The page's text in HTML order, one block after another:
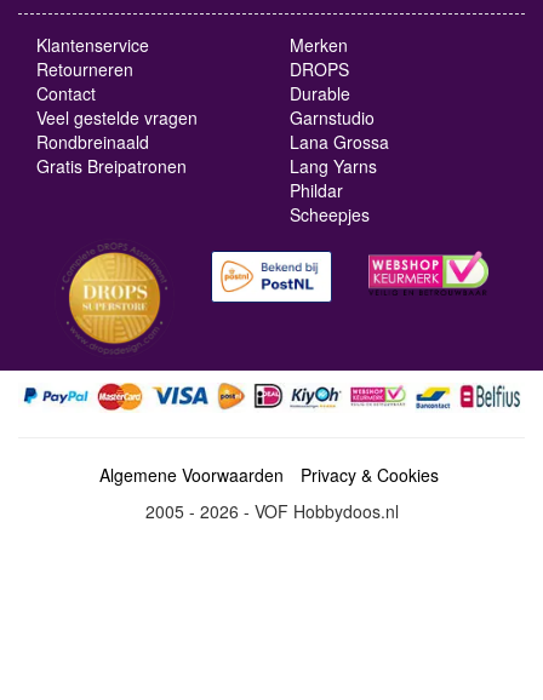
Klantenservice
Retourneren
Contact
Veel gestelde vragen
Rondbreinaald
Gratis Breipatronen
Merken
DROPS
Durable
Garnstudio
Lana Grossa
Lang Yarns
Phildar
Scheepjes
Algemene Voorwaarden
Privacy & Cookies
2005 - 2026 - VOF Hobbydoos.nl